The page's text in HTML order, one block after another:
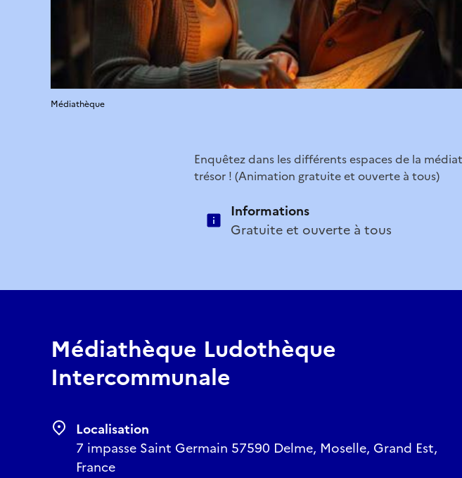
Médiathèque
Enquêtez dans les différents espaces de la
trésor ! (Animation gratuite et ouverte à tous)
Informations
Gratuite et ouverte à tous
Médiathèque Ludothèque
Intercommunale
Localisation
7 impasse Saint Germain 57590 Delme, Moselle, Grand Est,
France